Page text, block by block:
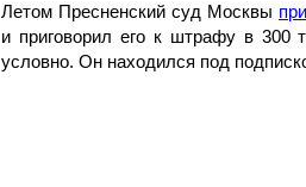
Летом Пресненский суд Москвы
и приговорил его к штрафу в
условно. Он находился под